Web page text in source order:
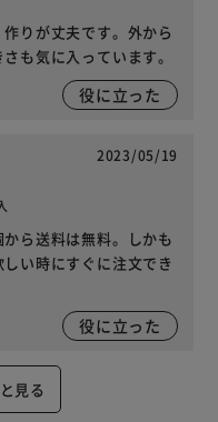
りが丈夫です。外から
も気に入っています。
役に立った
2023/05/19
ら送料は無料。しかも
い時にすぐに注文でき
役に立った
見る